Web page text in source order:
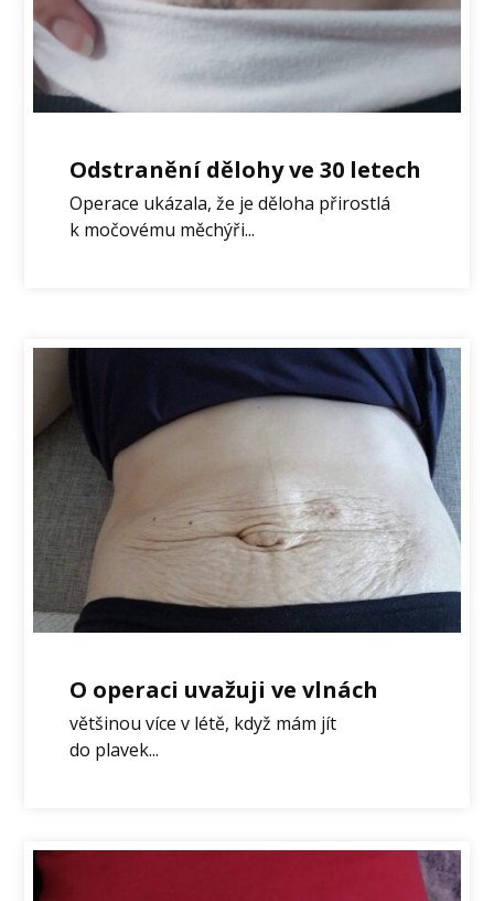
Odstranění dělohy ve 30 letech
Operace ukázala, že je děloha přirostlá
k močovému měchýři...
O operaci uvažuji ve vlnách
většinou více v létě, když mám jít
do plavek...